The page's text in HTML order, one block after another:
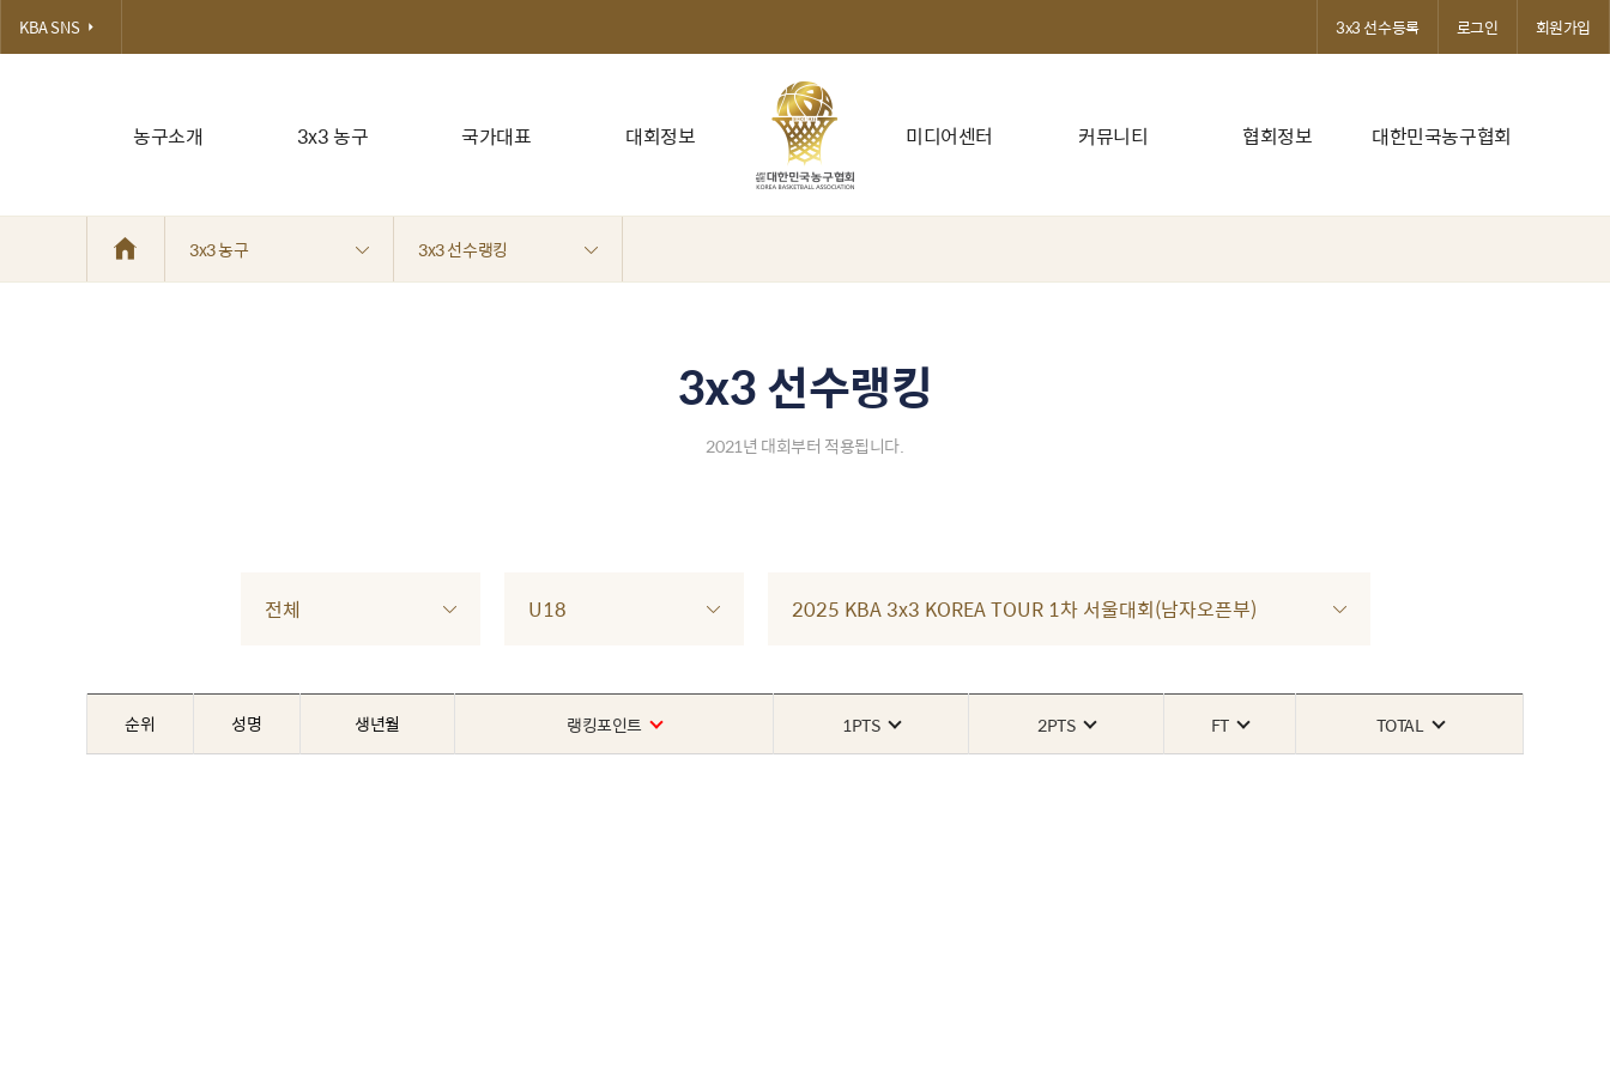
농구소개 3x3 농구 국가대표 대회정보 미디어센터 커뮤니티 협회정보 대한민국농구협회
KBA SNS 3x3 선수등록 로그인 회원가입
3x3 농구 3x3 선수랭킹
3x3 선수랭킹
2021년 대회부터 적용됩니다.
전체 U18 2025 KBA 3x3 KOREA TOUR 1차 서울대회(남자오픈부)
순위 성명 생년월 랭킹포인트 1PTS 2PTS FT TOTAL